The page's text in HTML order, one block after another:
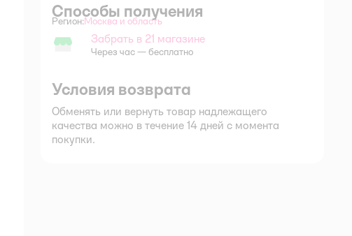
Способы получения
Регион: Выбор адреса доставки.
Москва и область
Забрать в магазине
Забрать в 21 магазине
Через час — бесплатно
Условия возврата
Обменять или вернуть товар надлежащего
качества можно в течение 14 дней с момента
покупки.